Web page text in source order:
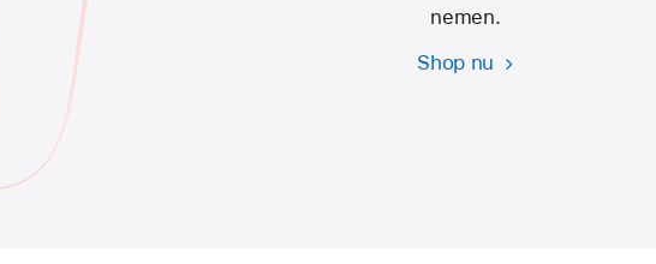
nemen.
Shop nu Crossbodykoord